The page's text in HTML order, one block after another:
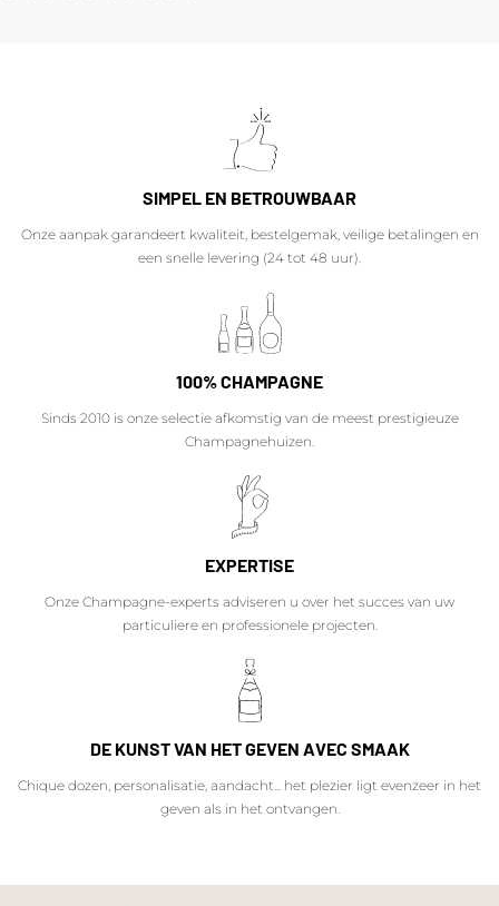
SIMPEL EN BETROUWBAAR
Onze aanpak garandeert kwaliteit, bestelgemak, veilige betalingen en
een snelle levering (24 tot 48 uur).
100% CHAMPAGNE
Sinds 2010 is onze selectie afkomstig van de meest prestigieuze
Champagnehuizen.
EXPERTISE
Onze Champagne-experts adviseren u over het succes van uw
particuliere en professionele projecten.
DE KUNST VAN HET GEVEN AVEC SMAAK
Chique dozen, personalisatie, aandacht... het plezier ligt evenzeer in het
geven als in het ontvangen.